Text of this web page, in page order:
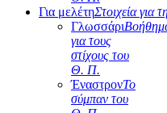
Για μελέτηΣτοιχεία για
Γλωσσάρι
για τους
στίχους του
Θ. Π.
ΈναστρονΤο
σύμπαν του